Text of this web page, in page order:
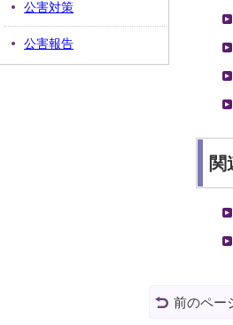
関
公害対策
公害報告
前のペー